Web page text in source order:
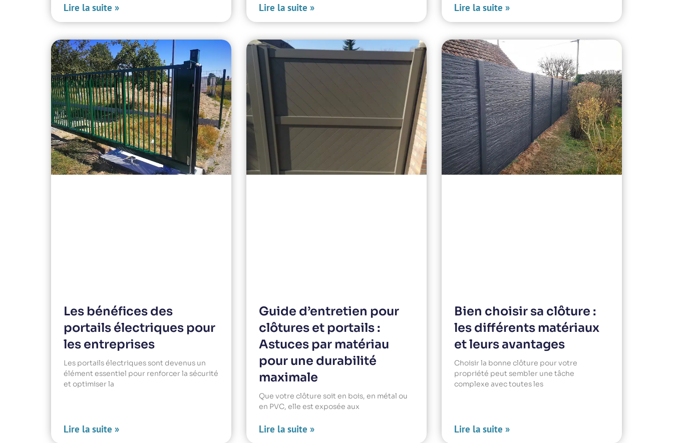
Lire la suite » Lire la suite » Lire la suite »
Les bénéfices des
portails électriques pour
les entreprises
Les portails électriques sont devenus un
élément essentiel pour renforcer la sécurité
et optimiser la
Lire la suite »
Guide d’entretien pour
clôtures et portails :
Astuces par matériau
pour une durabilité
maximale
Que votre clôture soit en bois, en métal ou
en PVC, elle est exposée aux
Lire la suite »
Bien choisir sa clôture :
les différents matériaux
et leurs avantages
Choisir la bonne clôture pour votre
propriété peut sembler une tâche
complexe avec toutes les
Lire la suite »